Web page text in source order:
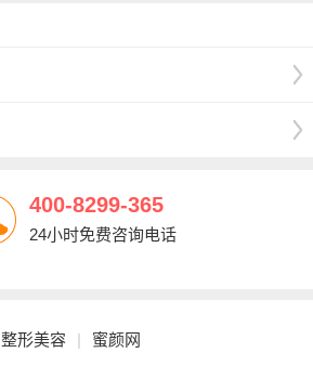
400-8299-365
24小时免费咨询电话
整形美容 | 蜜颜网